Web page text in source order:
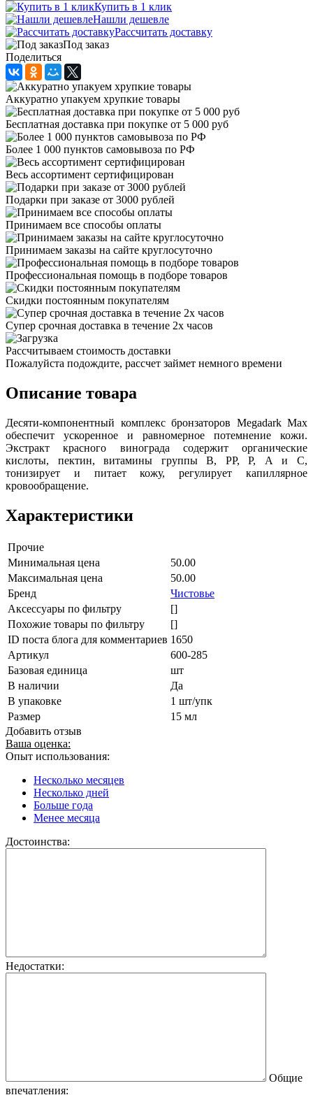
Купить в 1 клик
Нашли дешевле
Рассчитать доставку
Под заказ
Поделиться
Аккуратно упакуем хрупкие товары
Бесплатная доставка при покупке от 5 000 руб
Более 1 000 пунктов самовывоза по РФ
Весь ассортимент сертифицирован
Подарки при заказе от 3000 рублей
Принимаем все способы оплаты
Принимаем заказы на сайте круглосуточно
Профессиональная помощь в подборе товаров
Скидки постоянным покупателям
Супер срочная доставка в течение 2х часов
Рассчитываем стоимость доставки
Пожалуйста подождите, рассчет займет немного времени
Описание товара
Десяти-компонентный комплекс бронзаторов Megadark Max
обеспечит ускоренное и равномерное потемнение кожи.
Экстракт красного винограда содержит органические
кислоты, пектин, витамины группы В, РР, Р, А и С,
тонизирует и питает кожу, регулирует капиллярное
кровообращение.
Характеристики
Прочие
Минимальная цена
50.00
Максимальная цена
50.00
Бренд
Чистовье
Аксессуары по фильтру
[]
Похожие товары по фильтру
[]
ID поста блога для комментариев 1650
Артикул
600-285
Базовая единица
шт
В наличии
Да
В упаковке
1 шт/упк
Размер
15 мл
Добавить отзыв
Ваша оценка:
Опыт использования:
Несколько месяцев
Несколько дней
Больше года
Менее месяца
Достоинства:
Недостатки:
Общие
впечатления: